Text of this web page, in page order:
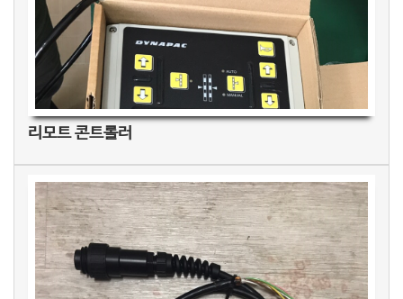
리모트 콘트롤러